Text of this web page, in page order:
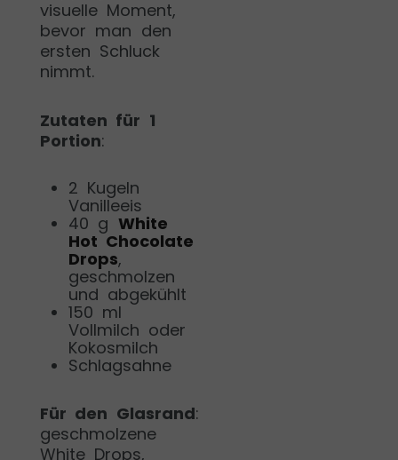
visuelle Moment,
bevor man den
ersten Schluck
nimmt.
Zutaten für 1
Portion:
2 Kugeln
Vanilleeis
40 g White
Hot Chocolate
Drops,
geschmolzen
und abgekühlt
150 ml
Vollmilch oder
Kokosmilch
Schlagsahne
Für den Glasrand:
geschmolzene
White Drops,